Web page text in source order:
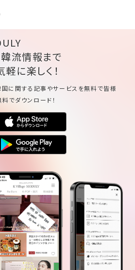
流情報まで
に楽しく！
に関する記事やサービスを無料で皆様
でダウンロード！